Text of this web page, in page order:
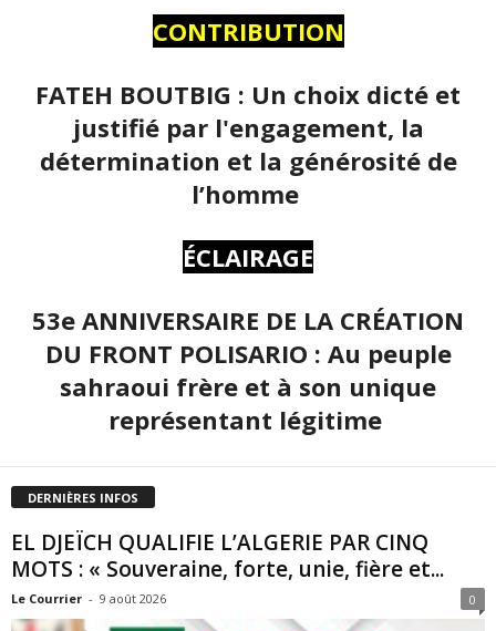
CONTRIBUTION
FATEH BOUTBIG : Un choix dicté et
justifié par l'engagement, la
détermination et la générosité de
l’homme
ÉCLAIRAGE
53e ANNIVERSAIRE DE LA CRÉATION
DU FRONT POLISARIO : Au peuple
sahraoui frère et à son unique
représentant légitime
DERNIÈRES INFOS
EL DJEÏCH QUALIFIE L’ALGERIE PAR CINQ
MOTS : « Souveraine, forte, unie, fière et...
Le Courrier - 9 août 2026 0